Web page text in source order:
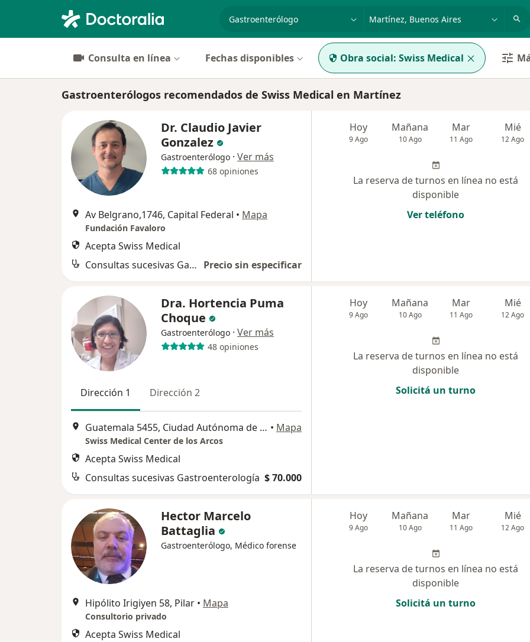
especialidad, enfermedad o nombrep. ej. Buenos Aires
Consulta en línea Fechas disponibles Obra social: Swiss Medical
Gastroenterólogos recomendados de Swiss Medical en Martínez
Dr. Claudio Javier
Gonzalez
Gastroenterólogo · Ver más
68 opiniones
Av Belgrano,1746, Capital Federal • Mapa
Fundación Favaloro
Acepta Swiss Medical
Consultas sucesivas Gastroenterología Precio sin especificar
Hoy
9 Ago
Mañana
10 Ago
Mar
11 Ago
Mié
12 Ago
La reserva de turnos en línea no está
disponible
Ver teléfono
Dra. Hortencia Puma
Choque
Gastroenterólogo · Ver más
48 opiniones
Dirección 1 Dirección 2
Guatemala 5455, Ciudad Autónoma de Buenos Aires • Mapa
Swiss Medical Center de los Arcos
Acepta Swiss Medical
Consultas sucesivas Gastroenterología $ 70.000
Hoy
9 Ago
Mañana
10 Ago
Mar
11 Ago
Mié
12 Ago
La reserva de turnos en línea no está
disponible
Solicitá un turno
Hector Marcelo
Battaglia
Gastroenterólogo, Médico forense
Hipólito Irigiyen 58, Pilar • Mapa
Consultorio privado
Acepta Swiss Medical
Hoy
9 Ago
Mañana
10 Ago
Mar
11 Ago
Mié
12 Ago
La reserva de turnos en línea no está
disponible
Solicitá un turno